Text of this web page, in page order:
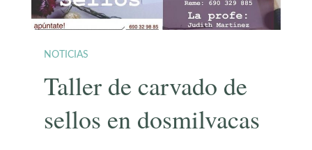
NOTICIAS
Taller de carvado de
sellos en dosmilvacas